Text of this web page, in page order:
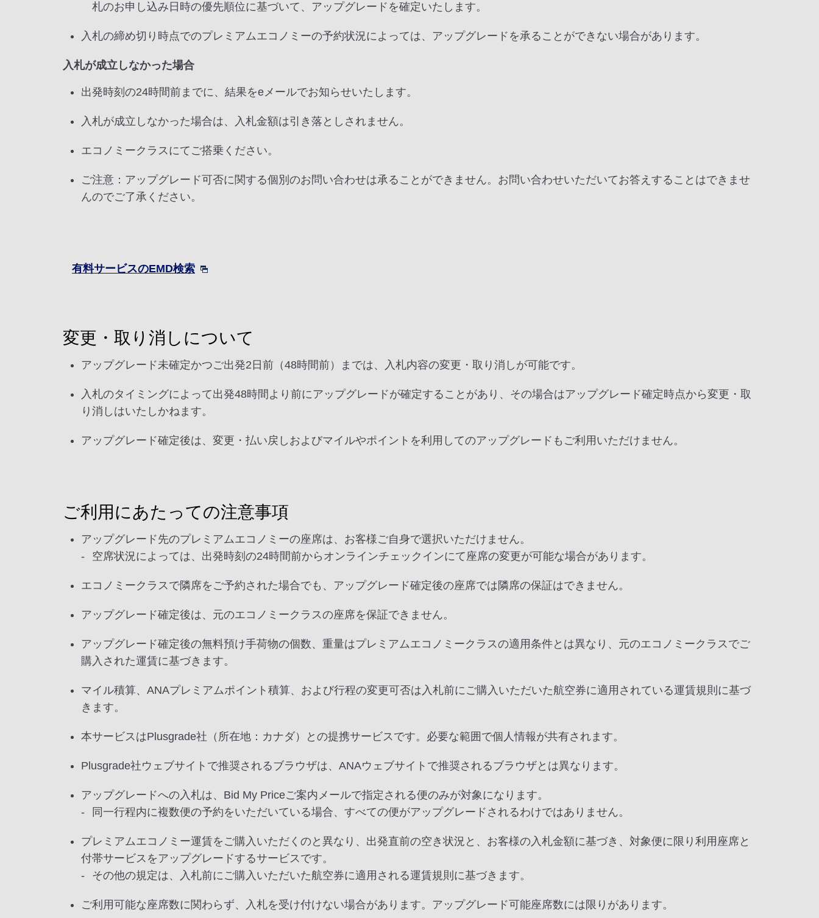
札のお申し込み日時の優先順位に基づいて、アップグレードを確定いたします。
入札の締め切り時点でのプレミアムエコノミーの予約状況によっては、アップグレードを承ることができない場合があります。
入札が成立しなかった場合
出発時刻の24時間前までに、結果をeメールでお知らせいたします。
入札が成立しなかった場合は、入札金額は引き落としされません。
エコノミークラスにてご搭乗ください。
ご注意：アップグレード可否に関する個別のお問い合わせは承ることができません。お問い合わせいただいてお答えすることはできませ
んのでご了承ください。
有料サービスのEMD検索
変更・取り消しについて
アップグレード未確定かつご出発2日前（48時間前）までは、入札内容の変更・取り消しが可能です。
入札のタイミングによって出発48時間より前にアップグレードが確定することがあり、その場合はアップグレード確定時点から変更・取
り消しはいたしかねます。
アップグレード確定後は、変更・払い戻しおよびマイルやポイントを利用してのアップグレードもご利用いただけません。
ご利用にあたっての注意事項
アップグレード先のプレミアムエコノミーの座席は、お客様ご自身で選択いただけません。
空席状況によっては、出発時刻の24時間前からオンラインチェックインにて座席の変更が可能な場合があります。
エコノミークラスで隣席をご予約された場合でも、アップグレード確定後の座席では隣席の保証はできません。
アップグレード確定後は、元のエコノミークラスの座席を保証できません。
アップグレード確定後の無料預け手荷物の個数、重量はプレミアムエコノミークラスの適用条件とは異なり、元のエコノミークラスでご
購入された運賃に基づきます。
マイル積算、ANAプレミアムポイント積算、および行程の変更可否は入札前にご購入いただいた航空券に適用されている運賃規則に基づ
きます。
本サービスはPlusgrade社（所在地：カナダ）との提携サービスです。必要な範囲で個人情報が共有されます。
Plusgrade社ウェブサイトで推奨されるブラウザは、ANAウェブサイトで推奨されるブラウザとは異なります。
アップグレードへの入札は、Bid My Priceご案内メールで指定される便のみが対象になります。
同一行程内に複数便の予約をいただいている場合、すべての便がアップグレードされるわけではありません。
プレミアムエコノミー運賃をご購入いただくのと異なり、出発直前の空き状況と、お客様の入札金額に基づき、対象便に限り利用座席と
付帯サービスをアップグレードするサービスです。
その他の規定は、入札前にご購入いただいた航空券に適用される運賃規則に基づきます。
ご利用可能な座席数に関わらず、入札を受け付けない場合があります。アップグレード可能座席数には限りがあります。